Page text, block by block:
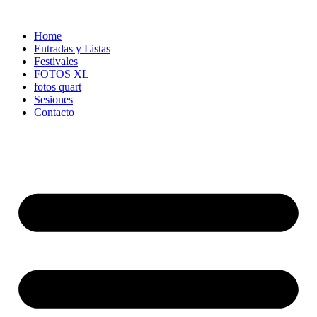
contenidoHome
Entradas y Listas
Festivales
FOTOS XL
fotos quart
Sesiones
Contacto